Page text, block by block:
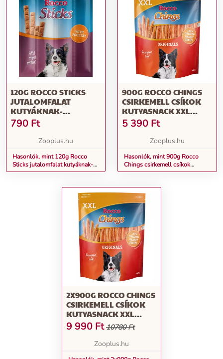
120G ROCCO STICKS
JUTALOMFALAT
KUTYÁKNAK-
SZÁRNYAS, 12DB
790 Ft
Zooplus.hu
Hasonlók, mint 120g Rocco
Sticks jutalomfalat kutyáknak-
szárnyas, 12db
900G ROCCO CHINGS
CSIRKEMELL CSÍKOK
KUTYASNACK XXL
CSOMAGBAN
5 390 Ft
Zooplus.hu
Hasonlók, mint 900g Rocco
Chings csirkemell csíkok
kutyasnack XXL csomagban
2X900G ROCCO CHINGS
CSIRKEMELL CSÍKOK
KUTYASNACK XXL
CSOMAGBAN
9 990 Ft 10780 Ft
Zooplus.hu